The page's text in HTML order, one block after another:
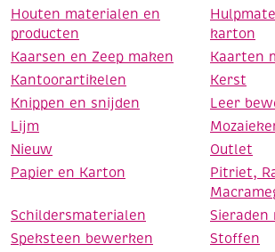
Houten materialen en
producten
karton
Kaarsen en Zeep maken
Kaarten
Kantoorartikelen
Kerst
Knippen en snijden
Leer
Lijm
Nieuw
Outlet
Papier en Karton
Pitriet,
Schildersmaterialen
Sieraden
Speksteen bewerken
Stoffen